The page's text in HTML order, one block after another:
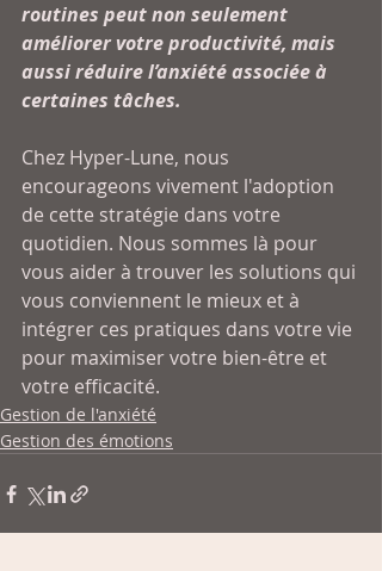
routines peut non seulement
améliorer votre productivité, mais
aussi réduire l’anxiété associée à
certaines tâches.
Chez Hyper-Lune, nous
encourageons vivement l'adoption
de cette stratégie dans votre
quotidien. Nous sommes là pour
vous aider à trouver les solutions qui
vous conviennent le mieux et à
intégrer ces pratiques dans votre vie
pour maximiser votre bien-être et
votre efficacité.
Gestion de l'anxiété
Gestion des émotions